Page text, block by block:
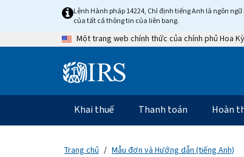
content
Lệnh Hành pháp 14224, Chỉ định tiếng Anh là ngôn
của tất cả thông tin của liên bang.
Một trang web chính thức của chính phủ Hoa Kỳ
Information
Điều
hướng
chính
Khai thuế Thanh toán Hoàn
Trang chủ
Mẫu đơn và Hướng dẫn (tiếng Anh)